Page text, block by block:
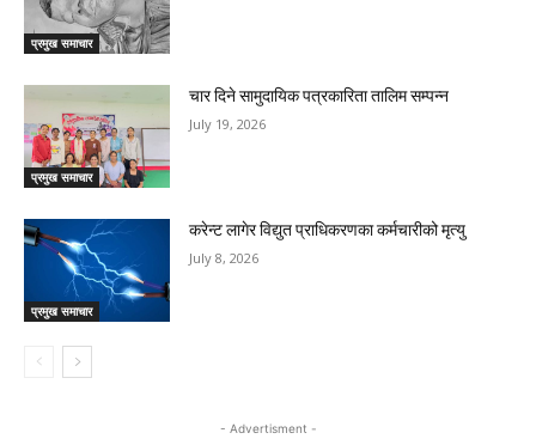
प्रमुख समाचार
प्रमुख समाचार
चार दिने सामुदायिक पत्रकारिता तालिम सम्पन्न
July 19, 2026
प्रमुख समाचार
करेन्ट लागेर विद्युत प्राधिकरणका कर्मचारीको मृत्यु
July 8, 2026
- Advertisment -